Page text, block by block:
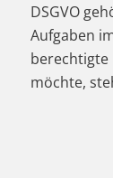
DSGVO
Aufgaben
berechtigte
möchte,